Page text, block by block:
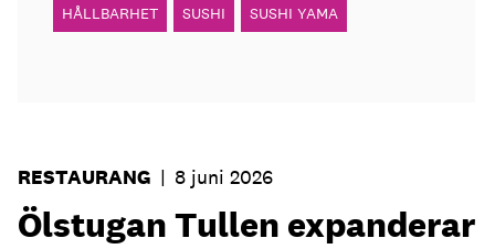
HÅLLBARHET SUSHI SUSHI YAMA
RESTAURANG | 8 juni 2026
Ölstugan Tullen expanderar